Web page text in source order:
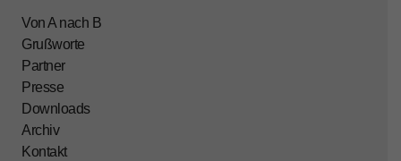
Von A nach B
Grußworte
Partner
Presse
Downloads
Archiv
Kontakt